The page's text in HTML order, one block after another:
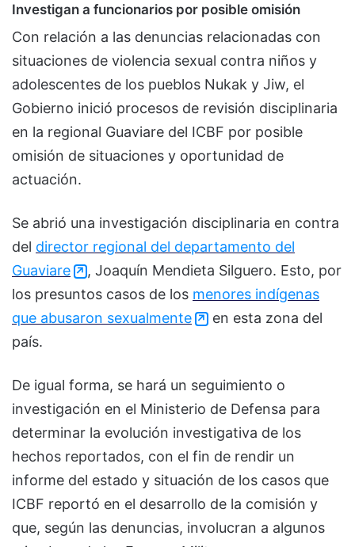
​Investigan a funcionarios por posible omisión
Con relación a las denuncias relacionadas con
situaciones de violencia sexual contra niños y
adolescentes de los pueblos Nukak y Jiw, el
Gobierno inició procesos de revisión disciplinaria
en la regional Guaviare del ICBF por posible
omisión de situaciones y oportunidad de
actuación.
Se abrió una investigación disciplinaria en contra
del director regional del departamento del
Guaviare
, Joaquín Mendieta Silguero. Esto, por
los presuntos casos de los menores indígenas
que abusaron sexualmente
en esta zona del
país.
De igual forma, se hará un seguimiento o
investigación en el Ministerio de Defensa para
determinar la evolución investigativa de los
hechos reportados, con el fin de rendir un
informe del estado y situación de los casos que
ICBF reportó en el desarrollo de la comisión y
que, según las denuncias, involucran a algunos